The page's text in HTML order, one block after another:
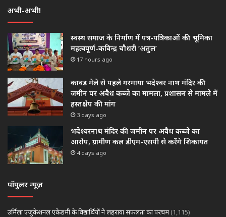
अभी-अभी!
स्वस्थ समाज के निर्माण में पत्र-पत्रिकाओं की भूमिका
महत्वपूर्ण-कविन्द्र चौधरी ‘अतुल’
17 hours ago
कावड़ मेले से पहले गरमाया भदेश्वर नाथ मंदिर की
जमीन पर अवैध कब्जे का मामला, प्रशासन से मामले में
हस्तक्षेप की मांग
3 days ago
भदेश्वरनाथ मंदिर की जमीन पर अवैध कब्जे का
आरोप, ग्रामीण कल डीएम-एसपी से करेंगे शिकायत
4 days ago
पॉपुलर न्यूज़
उर्मिला एजुकेशनल एकेडमी के विद्यार्थियों ने लहराया सफलता का परचम (1,115)